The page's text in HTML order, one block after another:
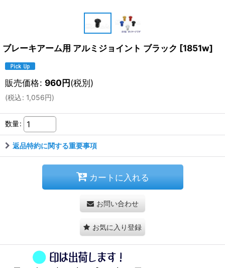
ブレーキアーム用 アルミジョイント ブラック [1851w]
販売価格: 960円(税別)
(税込: 1,056円)
数量:
返品特約に関する重要事項
カートに入れる
お問い合わせ
お気に入り登録